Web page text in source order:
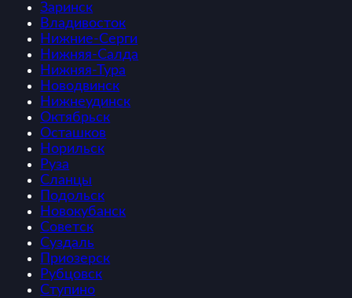
Заринск
Владивосток
Нижние-Серги
Нижняя-Салда
Нижняя-Тура
Новодвинск
Нижнеудинск
Октябрьск
Осташков
Норильск
Руза
Сланцы
Подольск
Новокубанск
Советск
Суздаль
Приозерск
Рубцовск
Ступино